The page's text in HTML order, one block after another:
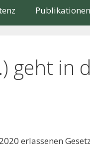
Publikationen
geht in
erlassenen